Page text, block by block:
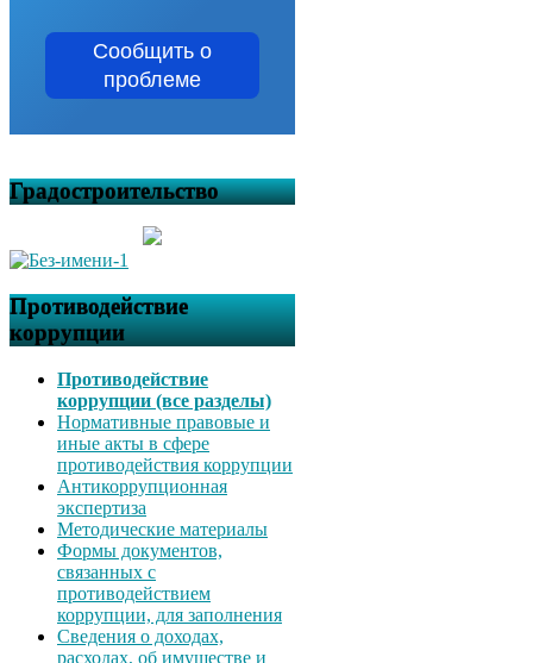
Сообщить о
проблеме
Градостроительство
Противодействие
коррупции
Противодействие
коррупции (все разделы)
Нормативные правовые и
иные акты в сфере
противодействия коррупции
Антикоррупционная
экспертиза
Методические материалы
Формы документов,
связанных с
противодействием
коррупции, для заполнения
Сведения о доходах,
расходах, об имуществе и